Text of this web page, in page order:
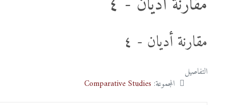
مقارنة أديان - ٤
التفاصيل
المجموعة: Comparative Studies